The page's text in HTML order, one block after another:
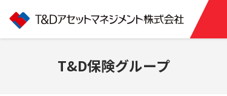
T&D保険グループ